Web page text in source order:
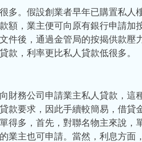
多。假設創業者早年已購置私人
額，業主便可向原有銀行申請加
件後，通過金管局的按揭供款壓
款，利率更比私人貸款低很多。
財務公司申請業主私人貸款，這
款要求，因此手續較簡易，借貸
得多，首先，對聯名物主來說，
業主也可申請。當然，利息方面